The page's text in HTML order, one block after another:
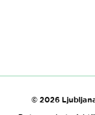
© 2026